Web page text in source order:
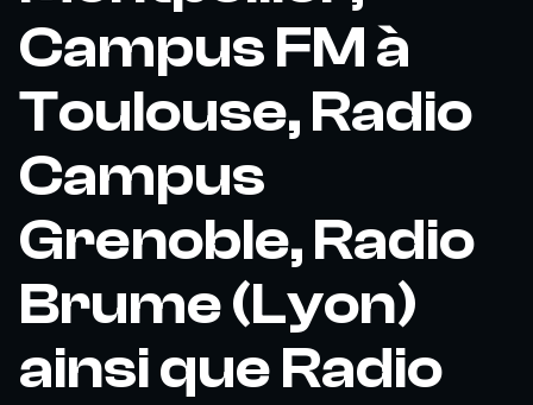
Campus FM à
Toulouse, Radio
Campus
Grenoble, Radio
Brume (Lyon)
ainsi que Radio